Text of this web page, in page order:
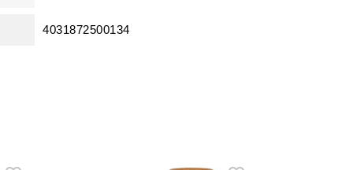
4031872500134